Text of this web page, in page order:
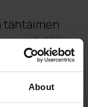
About
tähtäimen
ymmärtää
talousalan
Papticin